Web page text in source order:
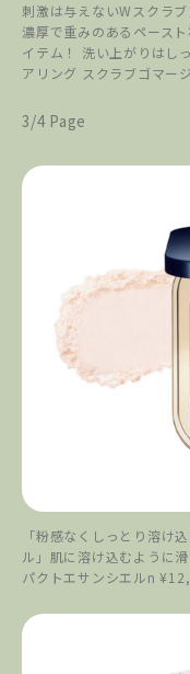
刺激は与えないWスクラ
濃厚で重みのあるペース
イテム！ 洗い上がりはし
アリング スクラブゴマー
3/4 Page
「粉感なくしっとり溶け
ル」肌に溶け込むように
パクトエサンシエルn